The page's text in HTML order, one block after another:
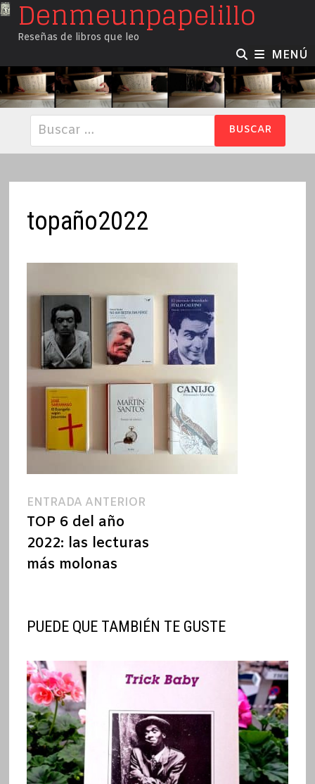
SaltarDenmeunpapelillo
Reseñas de libros que leo
MENÚ
Buscar:
topaño2022
Navegación
de
entradas
ENTRADA ANTERIOREntrada
TOP 6 del año
2022: las lecturas
más molonas
PUEDE QUE TAMBIÉN TE GUSTE